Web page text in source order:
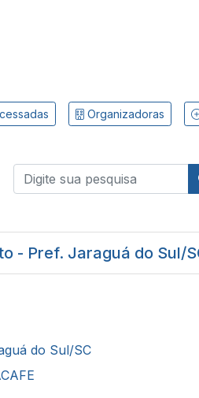
Organizadoras
- Pref. Jaraguá do Sul/
do Sul/SC